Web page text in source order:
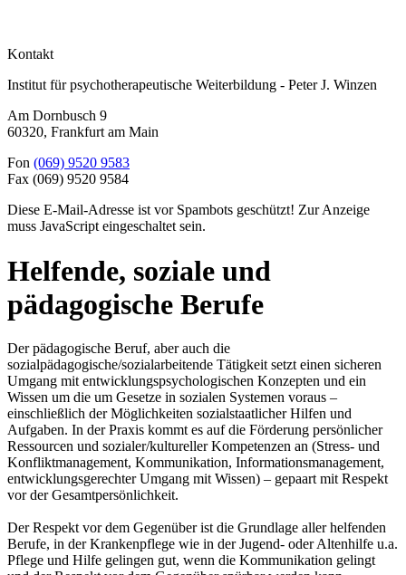
Kontakt
Institut für psychotherapeutische Weiterbildung - Peter J. Winzen
Am Dornbusch 9
60320, Frankfurt am Main
Fon (069) 9520 9583
Fax (069) 9520 9584
Diese E-Mail-Adresse ist vor Spambots geschützt! Zur Anzeige
muss JavaScript eingeschaltet sein.
Helfende, soziale und
pädagogische Berufe
Der pädagogische Beruf, aber auch die
sozialpädagogische/sozialarbeitende Tätigkeit setzt einen sicheren
Umgang mit entwicklungspsychologischen Konzepten und ein
Wissen um die um Gesetze in sozialen Systemen voraus –
einschließlich der Möglichkeiten sozialstaatlicher Hilfen und
Aufgaben. In der Praxis kommt es auf die Förderung persönlicher
Ressourcen und sozialer/kultureller Kompetenzen an (Stress- und
Konfliktmanagement, Kommunikation, Informationsmanagement,
entwicklungsgerechter Umgang mit Wissen) – gepaart mit Respekt
vor der Gesamtpersönlichkeit.
Der Respekt vor dem Gegenüber ist die Grundlage aller helfenden
Berufe, in der Krankenpflege wie in der Jugend- oder Altenhilfe u.a.
Pflege und Hilfe gelingen gut, wenn die Kommunikation gelingt